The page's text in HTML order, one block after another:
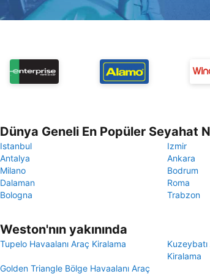
Dünya Geneli En Popüler Seyahat
Istanbul
Izmir
Antalya
Ankara
Milano
Bodrum
Dalaman
Roma
Bologna
Trabzon
Weston'nın yakınında
Tupelo Havaalanı Araç Kiralama
Kiralama
Golden Triangle Bölge Havaalanı Araç